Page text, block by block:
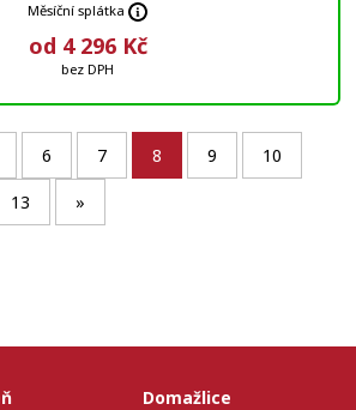
Měsíční splátka
od 4 296 Kč
bez DPH
6 7 8 9 10
13 »
Domažlice